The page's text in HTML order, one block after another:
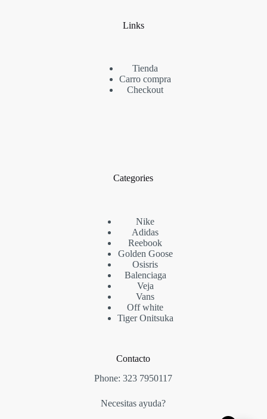
Links
Tienda
Carro compra
Checkout
Categories
Nike
Adidas
Reebook
Golden Goose
Osisris
Balenciaga
Veja
Vans
Off white
Tiger Onitsuka
Contacto
Phone:323 7950117
Necesitas ayuda?